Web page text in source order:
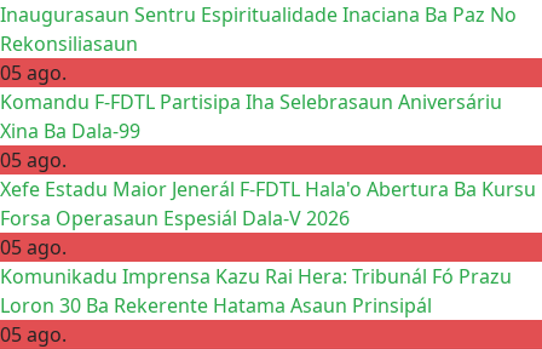
Inaugurasaun Sentru Espiritualidade Inaciana Ba Paz No
Rekonsiliasaun
05 ago.
Komandu F-FDTL Partisipa Iha Selebrasaun Aniversáriu
Xina Ba Dala-99
05 ago.
Xefe Estadu Maior Jenerál F-FDTL Hala'o Abertura Ba Kursu
Forsa Operasaun Espesiál Dala-V 2026
05 ago.
Komunikadu Imprensa Kazu Rai Hera: Tribunál Fó Prazu
Loron 30 Ba Rekerente Hatama Asaun Prinsipál
05 ago.